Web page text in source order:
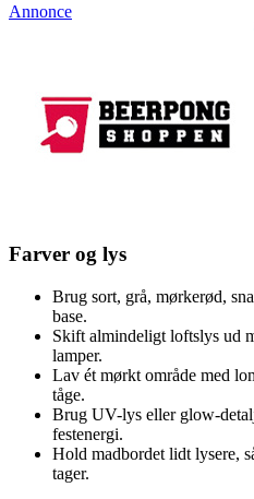
Annonce
Farver og lys
Brug sort, grå, mørkerød,
base.
Skift almindeligt loftslys ud
lamper.
Lav ét mørkt område med
tåge.
Brug UV-lys eller glow-
festenergi.
Hold madbordet lidt lysere,
tager.